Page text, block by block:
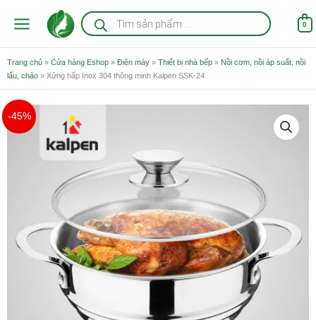
Tìm
kiếm
sản
0
Trang chủ » Cửa hàng Eshop » Điện máy » Thiết bị nhà bếp » Nồi cơm, nồi áp suất, nồi
lẩu, chảo » Xửng hấp Inox 304 thông minh Kalpen SSK-24
-45%
là:
960.000 ₫.là:
528.000 ₫.
Xửng
hấp
24